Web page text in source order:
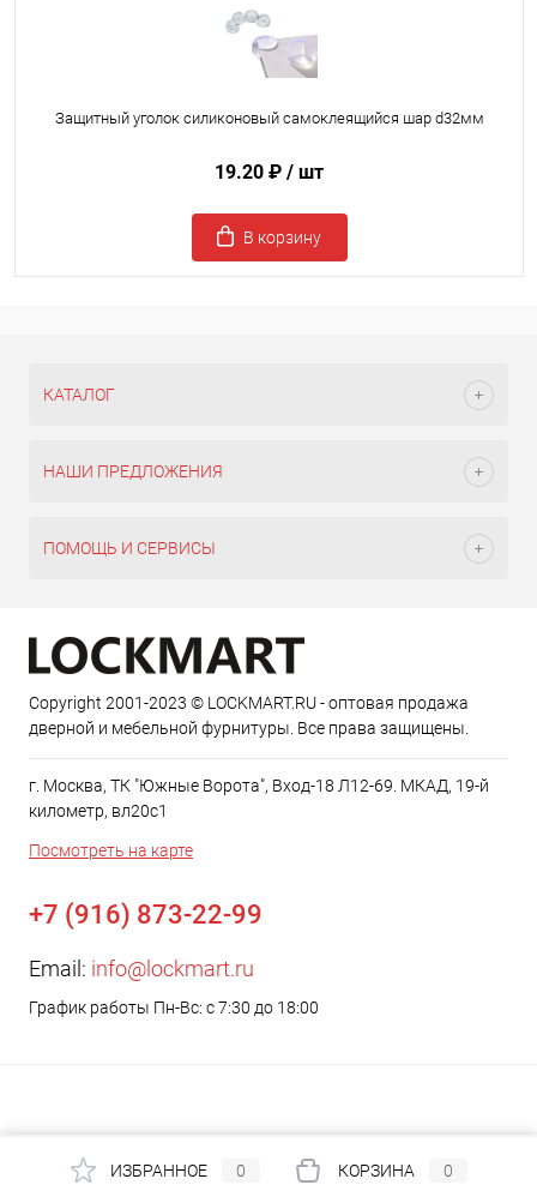
Защитный уголок силиконовый самоклеящийся шар d32мм
19.20 ₽ / шт
В корзину
КАТАЛОГ
НАШИ ПРЕДЛОЖЕНИЯ
ПОМОЩЬ И СЕРВИСЫ
Copyright 2001-2023 © LOCKMART.RU - оптовая продажа
дверной и мебельной фурнитуры. Все права защищены.
г. Москва, ТК "Южные Ворота", Вход-18 Л12-69. МКАД, 19-й
километр, вл20с1
Посмотреть на карте
+7 (916) 873-22-99
Email: info@lockmart.ru
График работы Пн-Вс: с 7:30 до 18:00
ИЗБРАННОЕ 0 КОРЗИНА 0